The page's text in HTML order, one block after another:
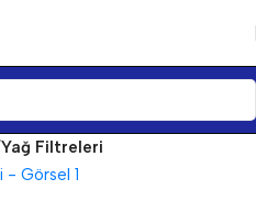
Yağ Filtreleri